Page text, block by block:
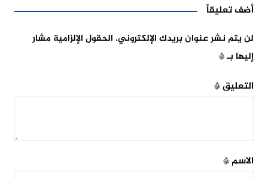
أضف تعليقاً
لن يتم نشر عنوان بريدك الإلكتروني. الحقول الإلزامية مشار
إليها بـ*
التعليق*
الاسم*